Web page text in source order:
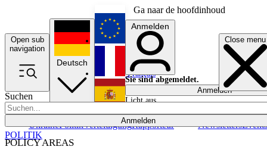
Ga naar de hoofdinhoud
Open sub
navigation
Close menu
Suchen
Anmelden
POLICY AREAS
UkrainePolitikVerteidigungRapporteur NewslettersEvents
Deutsch
English
Français
Anmelden
Sie sind abgemeldet.
Anmelden
Licht aus
POLITIK